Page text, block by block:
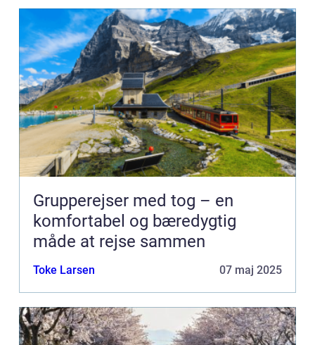
Grupperejser med tog – en
komfortabel og bæredygtig
måde at rejse sammen
Toke Larsen 07 maj 2025